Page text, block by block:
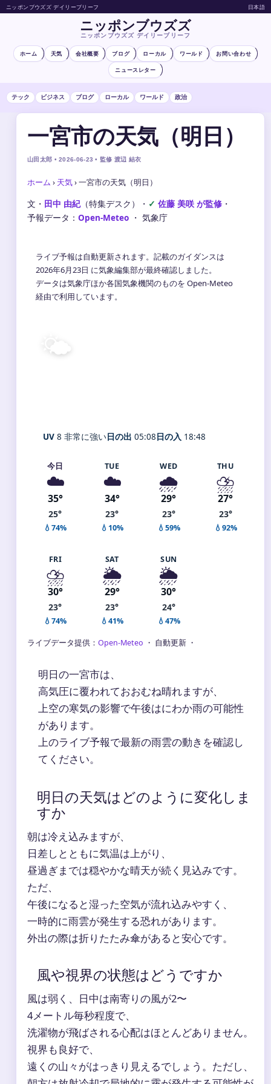
ニッポンブウズズ デイリーブリーフ 日本語
ニッポンブウズズ
ニッポンブウズズ デイリーブリーフ
ホーム 天気 会社概要 ブログ ローカル ワールド お問い合わせ
ニュースレター
テック ビジネス ブログ ローカル ワールド 政治
一宮市の天気（明日）
山田太郎 • 2026-06-23 • 監修 渡辺 結衣
ホーム › 天気›一宮市の天気（明日）
文・ 田中 由紀（特集デスク） ・ 佐藤 美咲 が監修 ・
予報データ： Open-Meteo ・ 気象庁
ライブ予報は自動更新されます。記載のガイダンスは
2026年6月23日 に気象編集部が最終確認しました。
データは気象庁ほか各国気象機関のものを Open-Meteo
経由で利用しています。
🌤️
UV 8 非常に強い日の出 05:08日の入 18:48
今日
☁️
35°
25°
💧74%
TUE
☁️
34°
23°
💧10%
WED
🌧️
29°
23°
💧59%
THU
⛈️
27°
23°
💧92%
FRI
⛈️
30°
23°
💧74%
SAT
🌦️
29°
23°
💧41%
SUN
🌦️
30°
24°
💧47%
ライブデータ提供： Open-Meteo ・ 自動更新 ・
明日の一宮市は、
高気圧に覆われておおむね晴れますが、
上空の寒気の影響で午後はにわか雨の可能性
があります。
上のライブ予報で最新の雨雲の動きを確認し
てください。
明日の天気はどのように変化しま
すか
朝は冷え込みますが、
日差しとともに気温は上がり、
昼過ぎまでは穏やかな晴天が続く見込みです。
ただ、
午後になると湿った空気が流れ込みやすく、
一時的に雨雲が発生する恐れがあります。
外出の際は折りたたみ傘があると安心です。
風や視界の状態はどうですか
風は弱く、日中は南寄りの風が2〜
4メートル毎秒程度で、
洗濯物が飛ばされる心配はほとんどありません。
視界も良好で、
遠くの山々がはっきり見えるでしょう。ただし、